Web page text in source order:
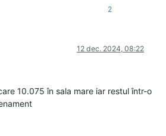
2
12 dec. 2024, 08:22
10.075 în sala mare iar restul într-o